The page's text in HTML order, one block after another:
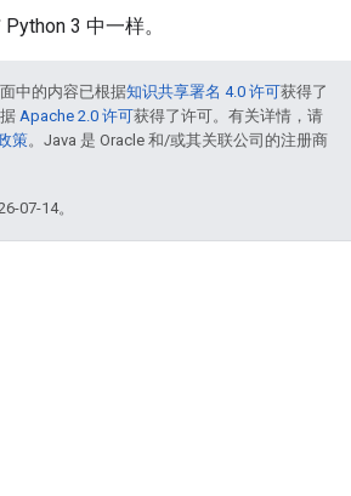
3 中一样。
中的内容已根据知识共享署名 4.0 许可获得了
Apache 2.0 许可获得了许可。有关详情，请
策。Java 是 Oracle 和/或其关联公司的注册商
07-14。